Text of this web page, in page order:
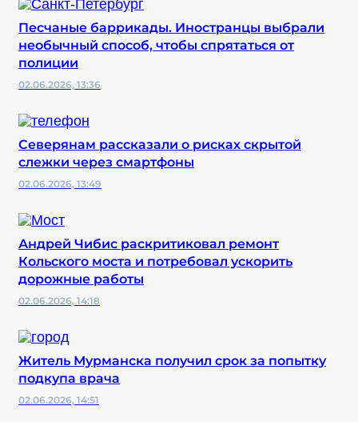
Песчаные баррикады. Иностранцы выбрали
необычный способ, чтобы спрятаться от
полиции
02.06.2026, 13:36
Северянам рассказали о рисках скрытой
слежки через смартфоны
02.06.2026, 13:49
️Андрей Чибис раскритиковал ремонт
Кольского моста и потребовал ускорить
дорожные работы
02.06.2026, 14:18
Житель Мурманска получил срок за попытку
подкупа врача
02.06.2026, 14:51